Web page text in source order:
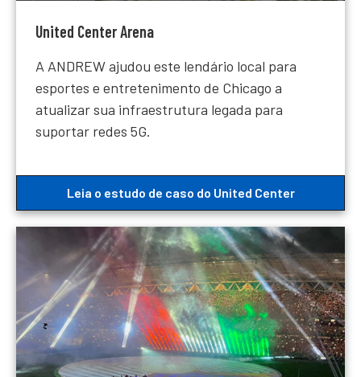
United Center Arena
A ANDREW ajudou este lendário local para
esportes e entretenimento de Chicago a
atualizar sua infraestrutura legada para
suportar redes 5G.
Leia o estudo de caso do United Center